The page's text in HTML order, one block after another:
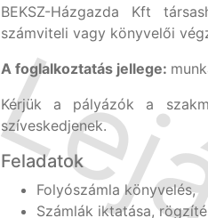
BEKSZ-Házgazda Kft
számviteli vagy könyvelői
A foglalkoztatás jellege:
Kérjük a pályázók a
szíveskedjenek.
Feladatok
Folyószámla könyvelés,
Számlák iktatása,